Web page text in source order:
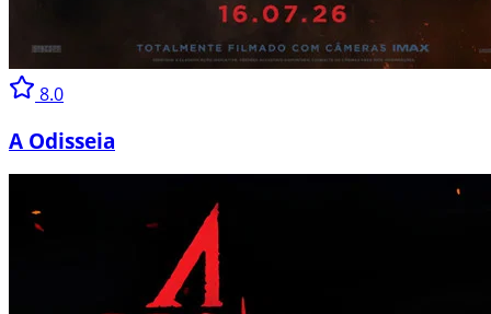
8.0
A Odisseia